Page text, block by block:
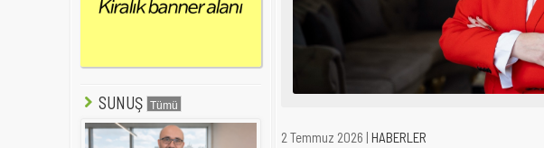
SUNUŞ
2 Temmuz 2026 | HABERLER